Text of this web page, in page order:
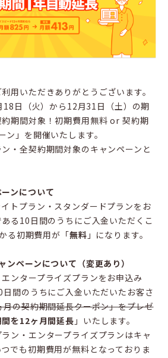
用いただきありがとうございます。
18日（火）から12月31日（土）の期
期間対象！初期費用無料 or 契約期
ン」を開催いたします。
・全契約期間対象のキャンペーンと
ンについて
トプラン・スタンダードプランをお
る10日間のうちにご入金いただくこ
る初期費用が「無料 」になります。
ンペーンについて（変更あり）
ンタープライズプランをお申込み
間のうちにご入金いただいたお客さ
月の契約期間延長クーポン」をプレゼ
を12ヶ月間延長 」いたします。
ン・エンタープライズプランはキャ
でも初期費用が無料となっておりま